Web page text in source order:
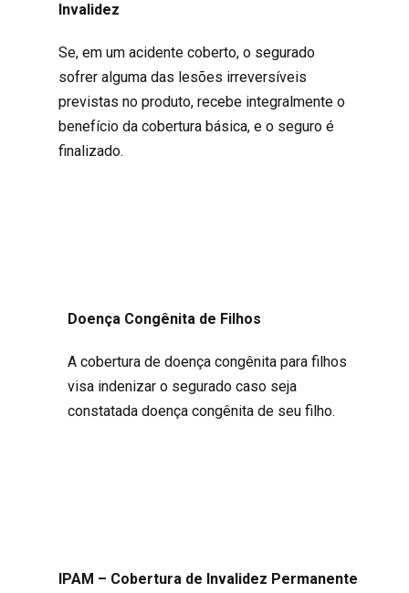
Invalidez
Se, em um acidente coberto, o segurado
sofrer alguma das lesões irreversíveis
previstas no produto, recebe integralmente o
benefício da cobertura básica, e o seguro é
finalizado.
Doença Congênita de Filhos
A cobertura de doença congênita para filhos
visa indenizar o segurado caso seja
constatada doença congênita de seu filho.
IPAM – Cobertura de Invalidez Permanente